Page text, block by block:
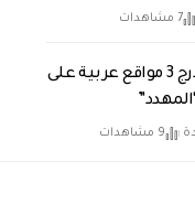
7 مشاهدات
“اليونسكو” تدرج 3 مواقع عربية على
9 مشاهدات